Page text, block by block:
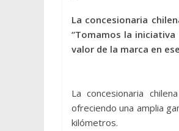
La concesionaria
“Tomamos la
valor de la marca en
La concesionaria
ofreciendo una amplia
kilómetros.